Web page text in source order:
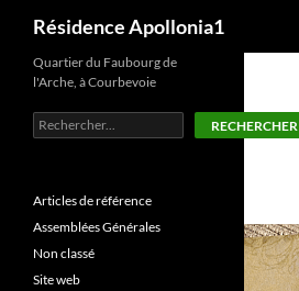
Aller
contenu
Résidence Apollonia1
Quartier du Faubourg de
l'Arche, à Courbevoie
Rechercher RECHERCHER
Articles de référence
Assemblées Générales
Non classé
Site web